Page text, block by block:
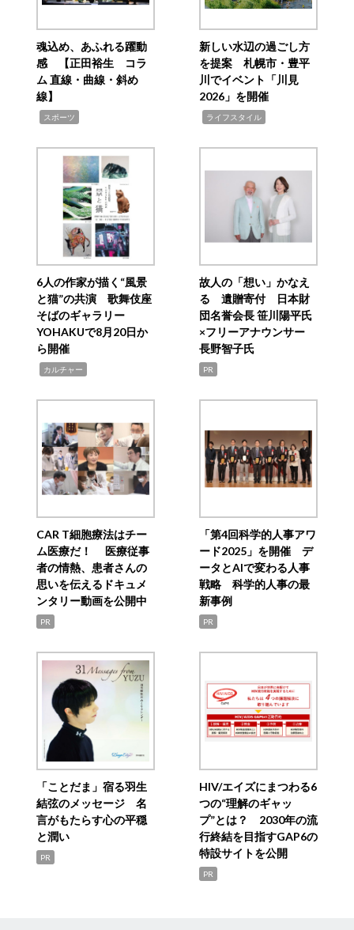
魂込め、あふれる躍動
感 【正田裕生 コラ
ム 直線・曲線・斜め
線】
スポーツ
新しい水辺の過ごし方
を提案 札幌市・豊平
川でイベント「川見
2026」を開催
ライフスタイル
6人の作家が描く“風景
と猫”の共演 歌舞伎座
そばのギャラリー
YOHAKUで8月20日か
ら開催
カルチャー
故人の「想い」かなえ
る 遺贈寄付 日本財
団名誉会長 笹川陽平氏
×フリーアナウンサー
長野智子氏
PR
CAR T細胞療法はチー
ム医療だ！ 医療従事
者の情熱、患者さんの
思いを伝えるドキュメ
ンタリー動画を公開中
PR
「第4回科学的人事アワ
ード2025」を開催 デ
ータとAIで変わる人事
戦略 科学的人事の最
新事例
PR
「ことだま」宿る羽生
結弦のメッセージ 名
言がもたらす心の平穏
と潤い
PR
HIV/エイズにまつわる6
つの“理解のギャッ
プ”とは？ 2030年の流
行終結を目指すGAP6の
特設サイトを公開
PR